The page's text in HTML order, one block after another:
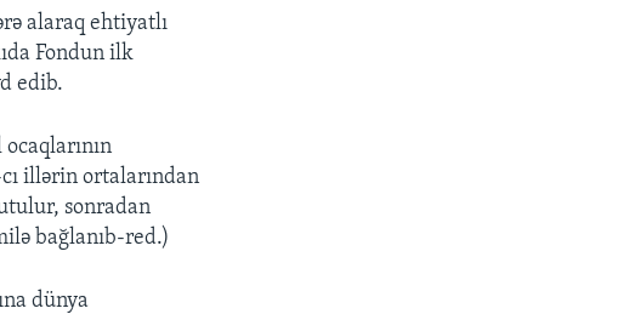
alaraq ehtiyatlı
Fondun ilk
edib.
illərin ortalarından
sonradan
bağlanıb-red.)
dünya